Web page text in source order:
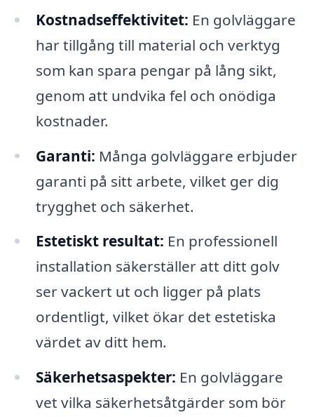
Kostnadseffektivitet: En golvläggare
har tillgång till material och verktyg
som kan spara pengar på lång sikt,
genom att undvika fel och onödiga
kostnader.
Garanti: Många golvläggare erbjuder
garanti på sitt arbete, vilket ger dig
trygghet och säkerhet.
Estetiskt resultat: En professionell
installation säkerställer att ditt golv
ser vackert ut och ligger på plats
ordentligt, vilket ökar det estetiska
värdet av ditt hem.
Säkerhetsaspekter: En golvläggare
vet vilka säkerhetsåtgärder som bör